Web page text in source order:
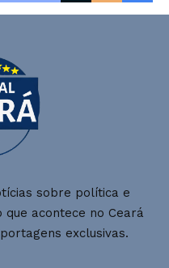
sobre política e
acontece no Ceará
exclusivas.